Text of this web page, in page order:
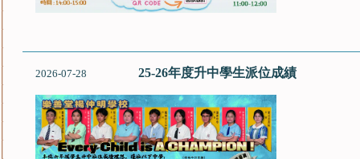
2026-07-28 25-26年度升中學生派位成績